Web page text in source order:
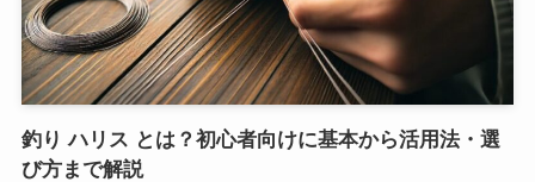
釣り ハリス とは？初心者向けに基本から活用法・選
び方まで解説